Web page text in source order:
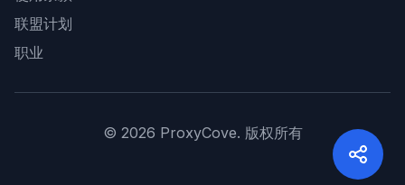
联盟计划
职业
© 2026 ProxyCove. 版权所有